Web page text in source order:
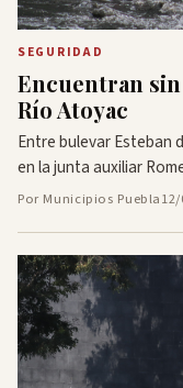
SEGURIDAD
Encuentran
Río Atoyac
Entre bulevar Esteban
en la junta auxiliar
Por Municipios Puebla